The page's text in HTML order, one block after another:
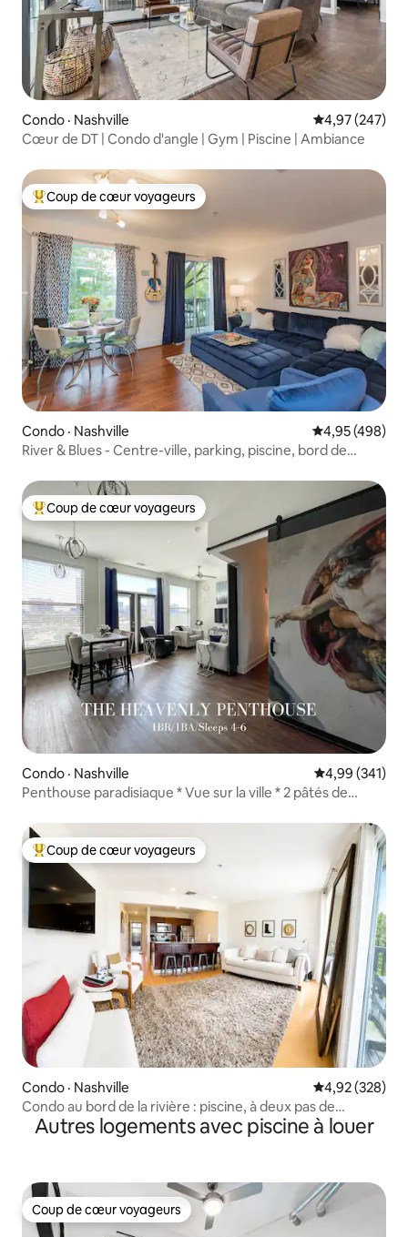
Condo · Nashville Note
4,97 (247)
Cœur de DT | Condo d'angle | Gym | Piscine | Ambiance
Coup de cœur voyageurs parmi les plus aimés
Coup de cœur voyageurs
Condo · Nashville Note
4,95 (498)
River & Blues - Centre-ville, parking, piscine, bord de
Coup de cœur voyageurs parmi les plus aimés
Coup de cœur voyageurs
Condo · Nashville Note
4,99 (341)
Penthouse paradisiaque * Vue sur la ville * 2 pâtés de
Coup de cœur voyageurs parmi les plus aimés
Coup de cœur voyageurs
Condo · Nashville Note
4,92 (328)
Condo au bord de la rivière : piscine, à deux pas de
Broadwauy
Autres logements avec piscine à louer
Coup de cœur voyageurs
Coup de cœur voyageurs